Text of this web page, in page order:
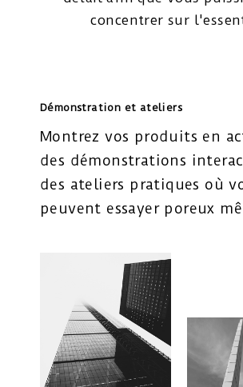
concentrer sur
Démonstration et ateliers
Montrez vos produits en
des démonstrations
des ateliers pratiques où
peuvent essayer poreux